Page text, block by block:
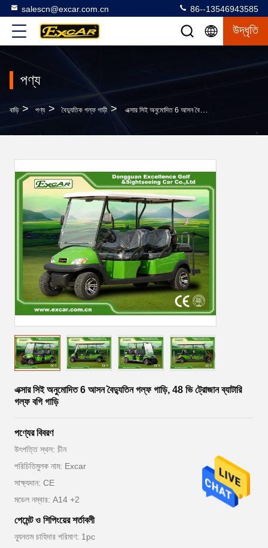
salescn@excar.com.cn 86--13546943585
উদ্ধৃতি
পণ্য
বাড়ি > পণ্য > বৈদ্যুতিক গল্ফ গাড়ী > এক্সার সিই অনুমোদিত 6 আসন বৈদ্যুতিন গল্ফ গাড়ি, 48 ভি ট্রোজান ব্যাটারি গল্ফ বগি গাড়ি
এক্সার সিই অনুমোদিত 6 আসন বৈদ্যুতিন গল্ফ গাড়ি, 48 ভি ট্রোজান ব্যাটারি
গল্ফ বগি গাড়ি
পণ্যের বিবরণ
উৎপত্তি স্থল: চীন
পরিচিতিমুলক নাম: Excar
সাক্ষ্যদান: CE
মডেল নম্বার: A14 +2
পেমেন্ট ও শিপিংয়ের শর্তাবলী
ন্যূনতম চাহিদার পরিমাণ: 1pc